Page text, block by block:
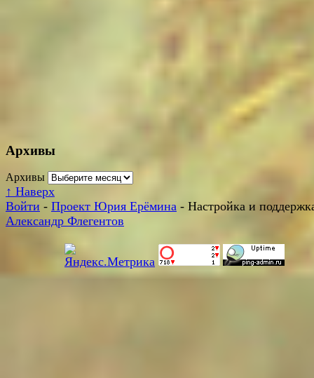
Архивы
Архивы
↑ Наверх
Войти - Проект Юрия Ерёмина - Настройка и
Александр Флегентов